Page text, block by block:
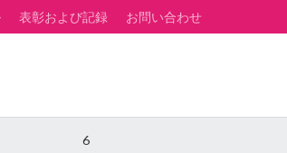
表彰および記録 お問い合わせ
6